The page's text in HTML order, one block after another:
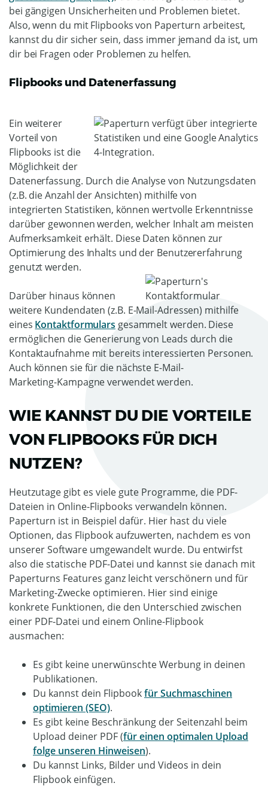
bei gängigen Unsicherheiten und Problemen bietet.
Also, wenn du mit Flipbooks von Paperturn arbeitest,
kannst du dir sicher sein, dass immer jemand da ist, um
dir bei Fragen oder Problemen zu helfen.
Flipbooks und Datenerfassung
Ein weiterer
Vorteil von
Flipbooks ist die
Möglichkeit der
Datenerfassung. Durch die Analyse von Nutzungsdaten
(z.B. die Anzahl der Ansichten) mithilfe von
integrierten Statistiken, können wertvolle Erkenntnisse
darüber gewonnen werden, welcher Inhalt am meisten
Aufmerksamkeit erhält. Diese Daten können zur
Optimierung des Inhalts und der Benutzererfahrung
genutzt werden.
Darüber hinaus können
weitere Kundendaten (z.B. E-Mail-Adressen) mithilfe
eines Kontaktformulars gesammelt werden. Diese
ermöglichen die Generierung von Leads durch die
Kontaktaufnahme mit bereits interessierten Personen.
Auch können sie für die nächste E-Mail-
Marketing-Kampagne verwendet werden.
WIE KANNST DU DIE VORTEILE
VON FLIPBOOKS FÜR DICH
NUTZEN?
Heutzutage gibt es viele gute Programme, die PDF-
Dateien in Online-Flipbooks verwandeln können.
Paperturn ist in Beispiel dafür. Hier hast du viele
Optionen, das Flipbook aufzuwerten, nachdem es von
unserer Software umgewandelt wurde. Du entwirfst
also die statische PDF-Datei und kannst sie danach mit
Paperturns Features ganz leicht verschönern und für
Marketing-Zwecke optimieren. Hier sind einige
konkrete Funktionen, die den Unterschied zwischen
einer PDF-Datei und einem Online-Flipbook
ausmachen:
Es gibt keine unerwünschte Werbung in deinen
Publikationen.
Du kannst dein Flipbookfür Suchmaschinen
optimieren (SEO).
Es gibt keine Beschränkung der Seitenzahl beim
Upload deiner PDF (für einen optimalen Upload
folge unseren Hinweisen).
Du kannst Links, Bilder und Videos in dein
Flipbook einfügen.